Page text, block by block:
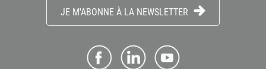
JE M'ABONNE À LA NEWSLETTER